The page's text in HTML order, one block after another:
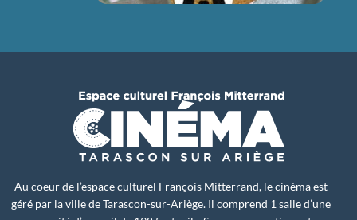
Au coeur de l’espace culturel François Mitterrand, le cinéma est
géré par la ville de Tarascon-sur-Ariège. Il comprend 1 salle d’une